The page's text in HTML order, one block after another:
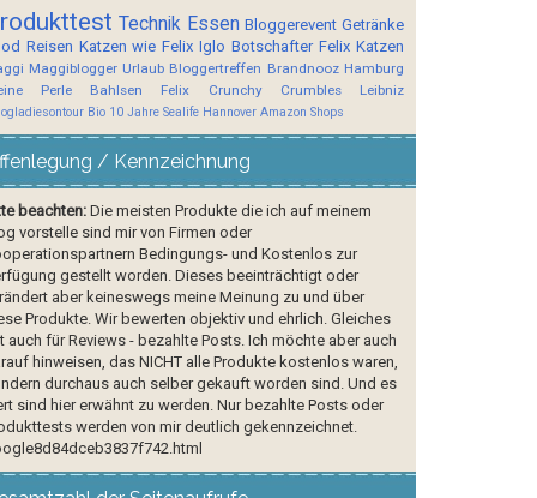
Technik Essen Bloggerevent Getränke
Reisen Katzen wie Felix Iglo Botschafter Felix Katzen
Maggiblogger Urlaub Bloggertreffen Brandnooz Hamburg
Perle
Bahlsen Felix Crunchy Crumbles Leibniz
Bio 10 Jahre Sealife Hannover Amazon Shops
/ Kennzeichnung
beachten:Die meisten Produkte die ich auf meinem
vorstelle sind mir von Firmen oder
Bedingungs- und Kostenlos zur
gestellt worden. Dieses beeinträchtigt oder
aber keineswegs meine Meinung zu und über
Produkte. Wir bewerten objektiv und ehrlich. Gleiches
auch für Reviews - bezahlte Posts. Ich möchte aber auch
hinweisen, das NICHT alle Produkte kostenlos waren,
durchaus auch selber gekauft worden sind. Und es
sind hier erwähnt zu werden. Nur bezahlte Posts oder
werden von mir deutlich gekennzeichnet.